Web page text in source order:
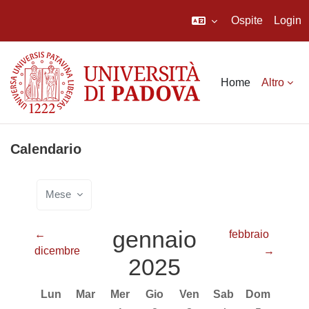
Ospite Login
Home Altro
Calendario
Mese
←
dicembre
gennaio
2025
febbraio
→
Lunedi
Lun Martedì
Mar Mercoledì
Mer Giovedì
Gio Venerdì
Ven Sabato
Sab Domenica
Dom